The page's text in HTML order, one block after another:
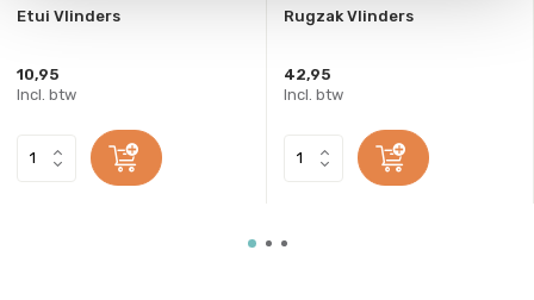
Etui Vlinders
10,95
Incl. btw
Rugzak Vlinders
42,95
Incl. btw